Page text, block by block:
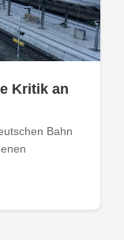
Kritik an
Bahn